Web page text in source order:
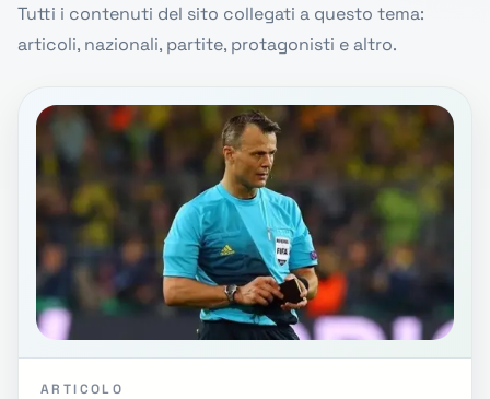
Tutti i contenuti del sito collegati a questo tema:
articoli, nazionali, partite, protagonisti e altro.
ARTICOLO